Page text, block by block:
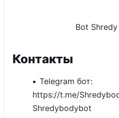
Bot
Контакты
Telegram бот:
https://t.me/
Shredybodybot